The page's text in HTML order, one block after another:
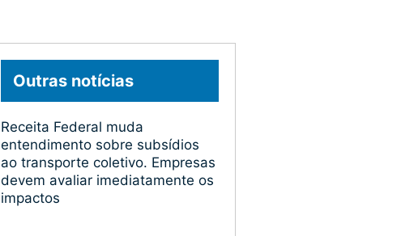
Outras notícias
Receita Federal muda
entendimento sobre subsídios
ao transporte coletivo. Empresas
devem avaliar imediatamente os
impactos